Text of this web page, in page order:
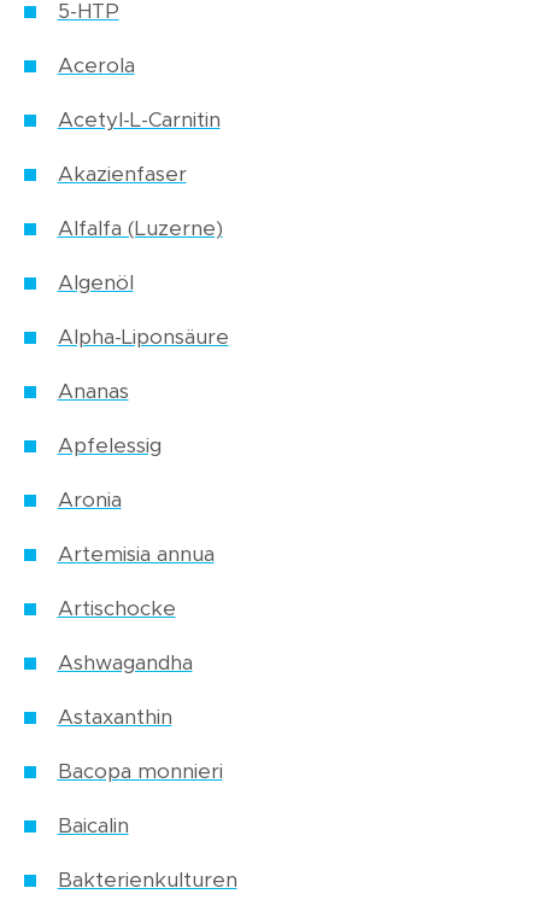
5-HTP
Acerola
Acetyl-L-Carnitin
Akazienfaser
Alfalfa (Luzerne)
Algenöl
Alpha-Liponsäure
Ananas
Apfelessig
Aronia
Artemisia annua
Artischocke
Ashwagandha
Astaxanthin
Bacopa monnieri
Baicalin
Bakterienkulturen